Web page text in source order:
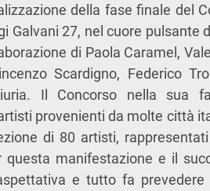
della fase finale del
Galvani 27, nel cuore
di Paola Caramel,
Scardigno, Federico
Il Concorso nella sua
provenienti da molte città
di 80 artisti,
questa manifestazione e il
e tutto fa prevedere